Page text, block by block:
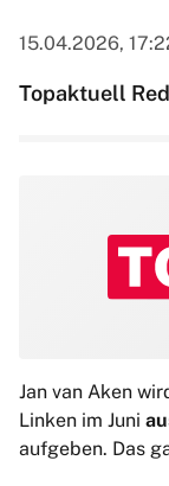
15.04.2026,
Topaktuell
Jan van Aken
Linken im Juni
aufgeben. Das